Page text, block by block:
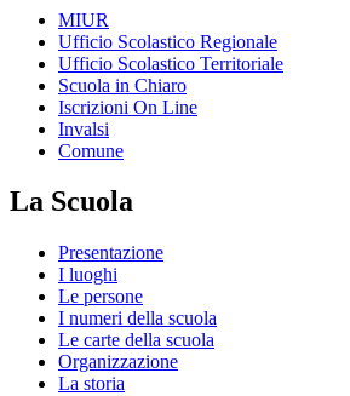
MIUR
Ufficio Scolastico Regionale
Ufficio Scolastico Territoriale
Scuola in Chiaro
Iscrizioni On Line
Invalsi
Comune
La Scuola
Presentazione
I luoghi
Le persone
I numeri della scuola
Le carte della scuola
Organizzazione
La storia